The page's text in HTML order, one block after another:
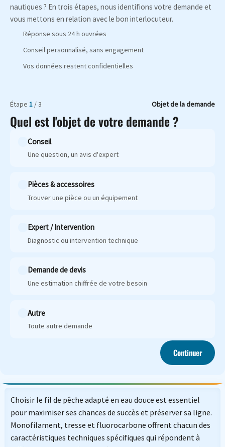
nautiques ? En trois étapes, nous identifions votre demande et
vous mettons en relation avec le bon interlocuteur.
Réponse sous 24 h ouvrées
Conseil personnalisé, sans engagement
Vos données restent confidentielles
Étape 1 / 3 Objet de la demande
Quel est l'objet de votre demande ?
Conseil
Une question, un avis d'expert
Pièces & accessoires
Trouver une pièce ou un équipement
Expert / Intervention
Diagnostic ou intervention technique
Demande de devis
Une estimation chiffrée de votre besoin
Autre
Toute autre demande
Continuer
Choisir le fil de pêche adapté en eau douce est essentiel
pour maximiser ses chances de succès et préserver sa ligne.
Monofilament, tresse et fluorocarbone offrent chacun des
caractéristiques techniques spécifiques qui répondent à